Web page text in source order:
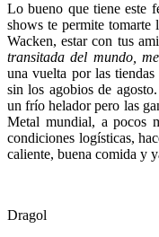
Lo bueno que tiene este
shows te permite tomarte
Wacken, estar con tus
transitada del mundo,
una vuelta por las
sin los agobios de
un frío helador pero las
Metal mundial, a pocos
condiciones logísticas,
caliente, buena comida y
Dragol